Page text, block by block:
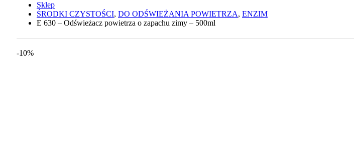
Sklep
ŚRODKI CZYSTOŚCI, DO ODŚWIEŻANIA POWIETRZA, ENZIM
E 630 – Odświeżacz powietrza o zapachu zimy – 500ml
-10%